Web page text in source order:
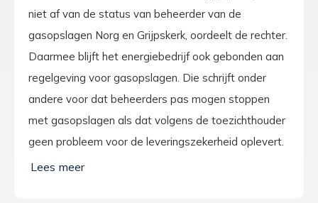
niet af van de status van beheerder van de
gasopslagen Norg en Grijpskerk, oordeelt de rechter.
Daarmee blijft het energiebedrijf ook gebonden aan
regelgeving voor gasopslagen. Die schrijft onder
andere voor dat beheerders pas mogen stoppen
met gasopslagen als dat volgens de toezichthouder
geen probleem voor de leveringszekerheid oplevert.